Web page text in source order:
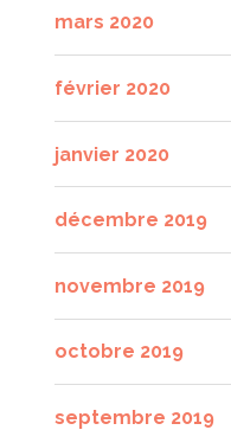
mars 2020
février 2020
janvier 2020
décembre 2019
novembre 2019
octobre 2019
septembre 2019